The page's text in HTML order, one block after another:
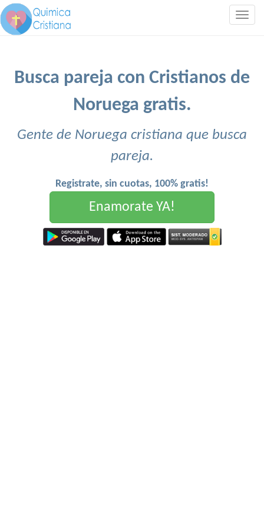
Busca pareja con Cristianos de
Noruega gratis.
Gente de Noruega cristiana que busca
pareja.
Registrate, sin cuotas, 100% gratis!
Enamorate YA!